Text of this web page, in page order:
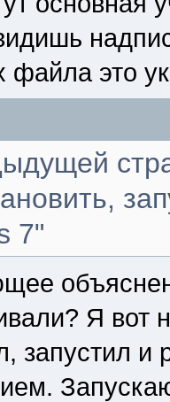
файла это
7"
Я вот
запустил